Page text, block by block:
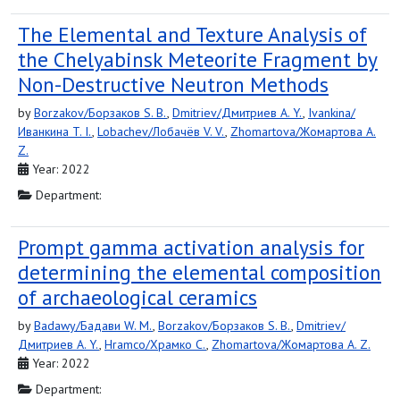
The Elemental and Texture Analysis of
the Chelyabinsk Meteorite Fragment by
Non-Destructive Neutron Methods
byBorzakov/Борзаков S. B., Dmitriev/Дмитриев A. Y., Ivankina/
Иванкина T. I., Lobachev/Лобачёв V. V., Zhomartova/Жомартова A.
Z.
Year: 2022
Department:
Prompt gamma activation analysis for
determining the elemental composition
of archaeological ceramics
byBadawy/Бадави W. M., Borzakov/Борзаков S. B., Dmitriev/
Дмитриев A. Y., Hramco/Храмко C., Zhomartova/Жомартова A. Z.
Year: 2022
Department: